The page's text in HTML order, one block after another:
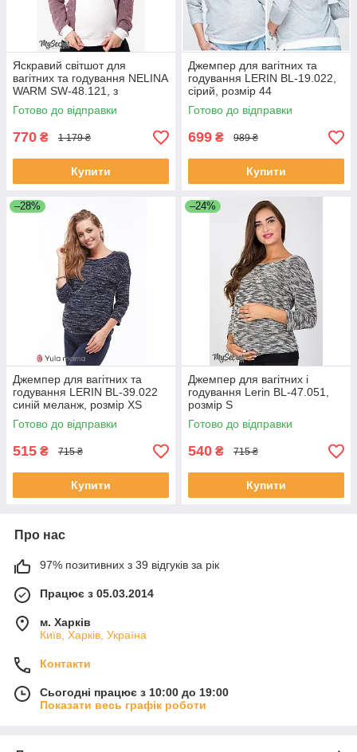
Яскравий світшот для
вагітних та годування NELINA
WARM SW-48.121, з
трикотажу з начосом, розмір
L
Готово до відправки
770 ₴ 1 179 ₴
Купити
Джемпер для вагітних та
годування LERIN BL-19.022,
сірий, розмір 44
Готово до відправки
699 ₴ 989 ₴
Купити
–28%
Джемпер для вагітних та
годування LERIN BL-39.022
синій меланж, розмір XS
Готово до відправки
515 ₴ 715 ₴
Купити
–24%
Джемпер для вагітних і
годування Lerin BL-47.051,
розмір S
Готово до відправки
540 ₴ 715 ₴
Купити
Про нас
97% позитивних з 39 відгуків за рік
Працює з 05.03.2014
м. Харків
Київ, Харків, Україна
Контакти
Сьогодні працює з 10:00 до 19:00
Показати весь графік роботи